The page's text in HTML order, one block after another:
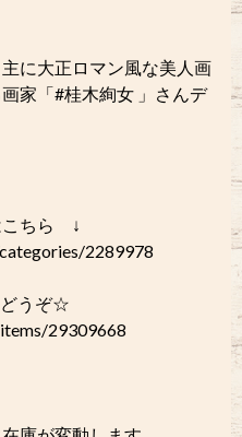
に大正ロマン風な美人画
家「#桂木絢女 」さんデ
こちら ↓
2289978
うぞ☆
29309668